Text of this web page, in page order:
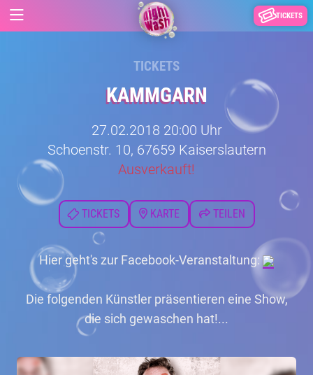
TICKETS
TICKETS
KAMMGARN
27.02.2018 20:00 Uhr
Schoenstr. 10, 67659 Kaiserslautern
Ausverkauft!
TICKETS KARTE TEILEN
Hier geht's zur Facebook-Veranstaltung:
Die folgenden Künstler präsentieren eine Show,
die sich gewaschen hat!...